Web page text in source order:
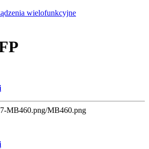
wielofunkcyjne